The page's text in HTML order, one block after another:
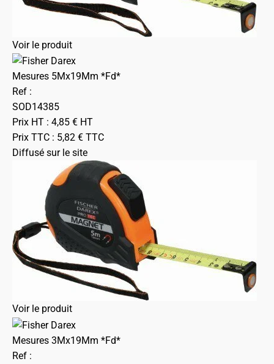
Voir le produit
Mesures 5Mx19Mm *Fd*
Ref :
SOD14385
Prix HT : 4,85 € HT
Prix TTC : 5,82 € TTC
Diffusé sur le site
Voir le produit
Mesures 3Mx19Mm *Fd*
Ref :